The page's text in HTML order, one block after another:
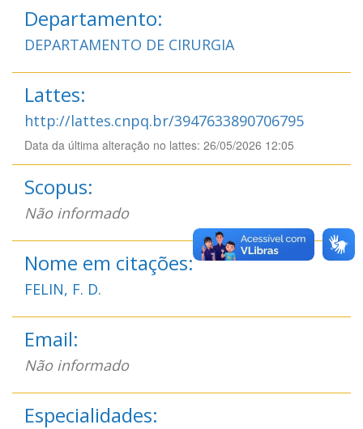
Departamento:
DEPARTAMENTO DE CIRURGIA
Lattes:
http://lattes.cnpq.br/3947633890706795
Data da última alteração no lattes: 26/05/2026 12:05
Scopus:
Não informado
Nome em citações:
FELIN, F. D.
Email:
Não informado
Especialidades: